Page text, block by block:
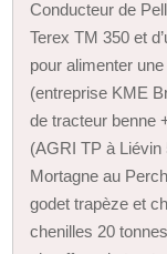
Conducteur de
Terex TM 350 et
pour alimenter
(entreprise KME
de tracteur benne
(AGRI TP à
Mortagne au
godet trapèze et
chenilles 20